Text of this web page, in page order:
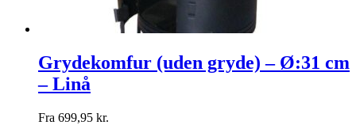
Grydekomfur (uden gryde) – Ø:31 cm
– Linå
Fra 699,95 kr.